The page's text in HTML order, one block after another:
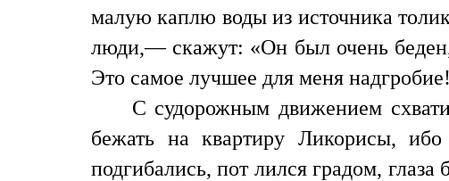
малую каплю воды из источника
люди,— скажут: «Он был очень беден,
Это самое лучшее для меня надгробие!
С судорожным движением
бежать на квартиру Ликорисы,
подгибались, пот лился градом,